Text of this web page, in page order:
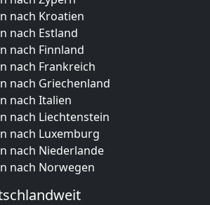
nach Kroatien
nach Estland
nach Finnland
nach Frankreich
nach Griechenland
nach Italien
nach Liechtenstein
nach Luxemburg
nach Niederlande
nach Norwegen